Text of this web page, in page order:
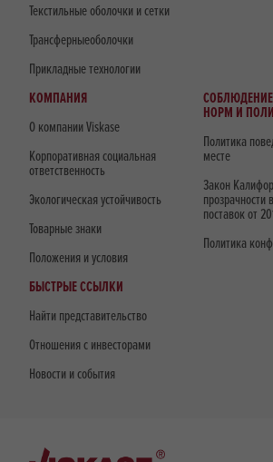
Текстильные оболочки и сетки
Трансферныеоболочки
Прикладные технологии
КОМПАНИЯ
О компании Viskase
Корпоративная социальная
ответственность
Экологическая устойчивость
Товарные знаки
Положения и условия
НОРМ И
Политика
месте
Закон
прозрачности
поставок от
Политика
БЫСТРЫЕ ССЫЛКИ
Найти представительство
Отношения с инвесторами
Новости и события